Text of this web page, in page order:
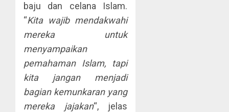
baju dan celana Islam.
“Kita wajib mendakwahi
mereka untuk
menyampaikan
pemahaman Islam, tapi
kita jangan menjadi
bagian kemunkaran yang
mereka jajakan“, jelas